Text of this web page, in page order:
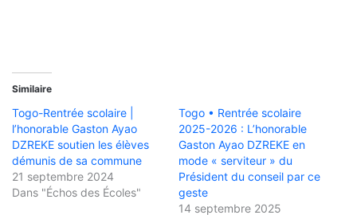
Similaire
Togo-Rentrée scolaire |
l’honorable Gaston Ayao
DZREKE soutien les élèves
démunis de sa commune
21 septembre 2024
Dans "Échos des Écoles"
Togo • Rentrée scolaire
2025-2026 : L’honorable
Gaston Ayao DZREKE en
mode « serviteur » du
Président du conseil par ce
geste
14 septembre 2025